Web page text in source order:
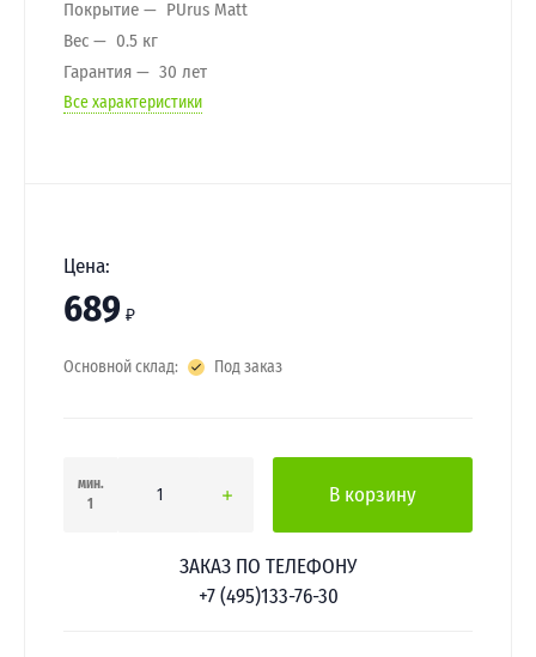
Покрытие
PUrus Matt
Вес
0.5 кг
Гарантия
30 лет
Все характеристики
Цена:
689 ₽
Основной склад: Под заказ
мин.
1
В корзину
ЗАКАЗ ПО ТЕЛЕФОНУ
+7 (495)133-76-30